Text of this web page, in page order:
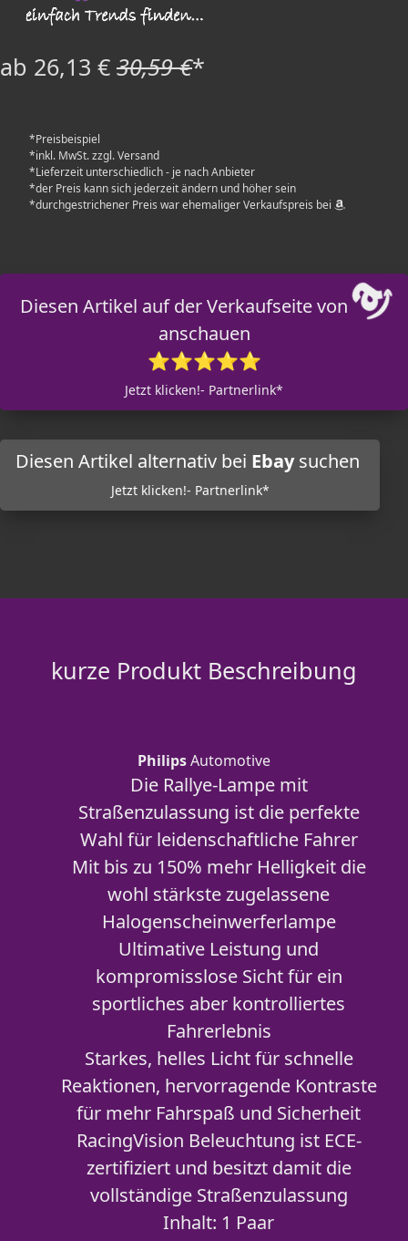
ab 26,13 € 30,59 €*
*Preisbeispiel
*inkl. MwSt. zzgl. Versand
*Lieferzeit unterschiedlich - je nach Anbieter
*der Preis kann sich jederzeit ändern und höher sein
*durchgestrichener Preis war ehemaliger Verkaufspreis bei
Diesen Artikel auf der Verkaufseite von
anschauen
⭐⭐⭐⭐⭐
Jetzt klicken!- Partnerlink*
Diesen Artikel alternativ bei Ebaysuchen
Jetzt klicken!- Partnerlink*
kurze Produkt Beschreibung
PhilipsAutomotive
Die Rallye-Lampe mit
Straßenzulassung ist die perfekte
Wahl für leidenschaftliche Fahrer
Mit bis zu 150% mehr Helligkeit die
wohl stärkste zugelassene
Halogenscheinwerferlampe
Ultimative Leistung und
kompromisslose Sicht für ein
sportliches aber kontrolliertes
Fahrerlebnis
Starkes, helles Licht für schnelle
Reaktionen, hervorragende Kontraste
für mehr Fahrspaß und Sicherheit
RacingVision Beleuchtung ist ECE-
zertifiziert und besitzt damit die
vollständige Straßenzulassung
Inhalt: 1 Paar